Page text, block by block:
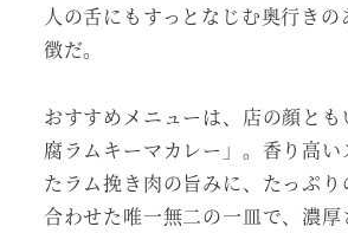
人の舌にもすっとなじむ奥行き
徴だ。
おすすめメニューは、店の顔と
腐ラムキーマカレー」。香り高
たラム挽き肉の旨みに、たっぷ
合わせた唯一無二の一皿で、濃